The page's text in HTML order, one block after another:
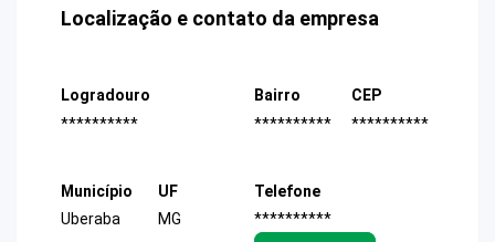
Localização e contato da empresa
Logradouro
**********
Bairro
**********
CEP
**********
Município
Uberaba
UF
MG
Telefone
**********